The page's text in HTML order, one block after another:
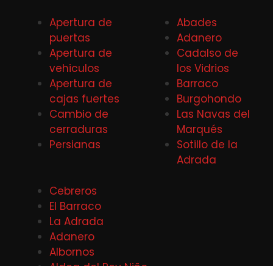
Apertura de
puertas
Apertura de
vehiculos
Apertura de
cajas fuertes
Cambio de
cerraduras
Persianas
Abades
Adanero
Cadalso de
los Vidrios
Barraco
Burgohondo
Las Navas del
Marqués
Sotillo de la
Adrada
Cebreros
El Barraco
La Adrada
Adanero
Albornos